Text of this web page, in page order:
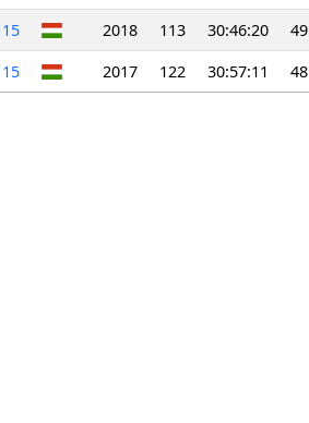
2018 113 30:46:20
2017 122 30:57:11